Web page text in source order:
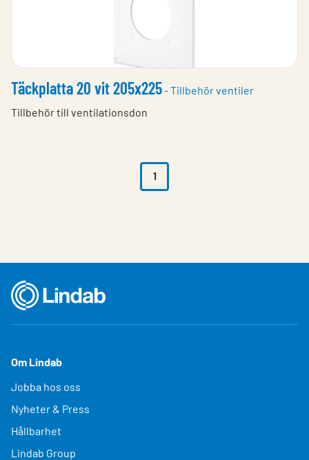
Täckplatta 20 vit 205x225- Tillbehör ventiler
Tillbehör till ventilationsdon
1
Om Lindab
Jobba hos oss
Nyheter & Press
Hållbarhet
Lindab Group